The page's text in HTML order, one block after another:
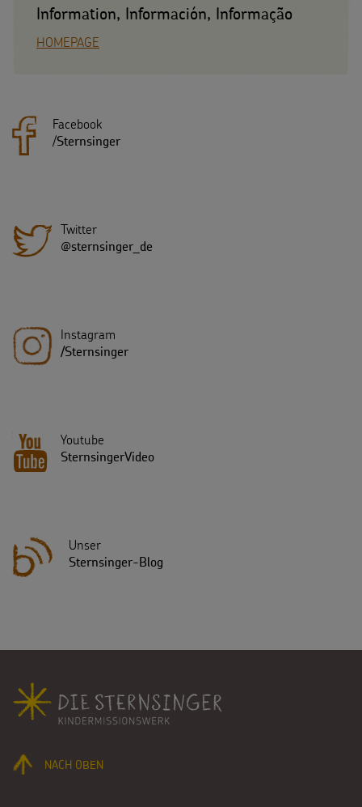
Information, Información, Informação
HOMEPAGE
Facebook
/Sternsinger
Twitter
@sternsinger_de
Instagram
/Sternsinger
Youtube
SternsingerVideo
Unser
Sternsinger-Blog
Fußbereich
NACH OBEN